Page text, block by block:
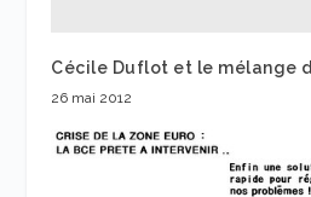
Cécile Duflot et le mélange
26 mai 2012